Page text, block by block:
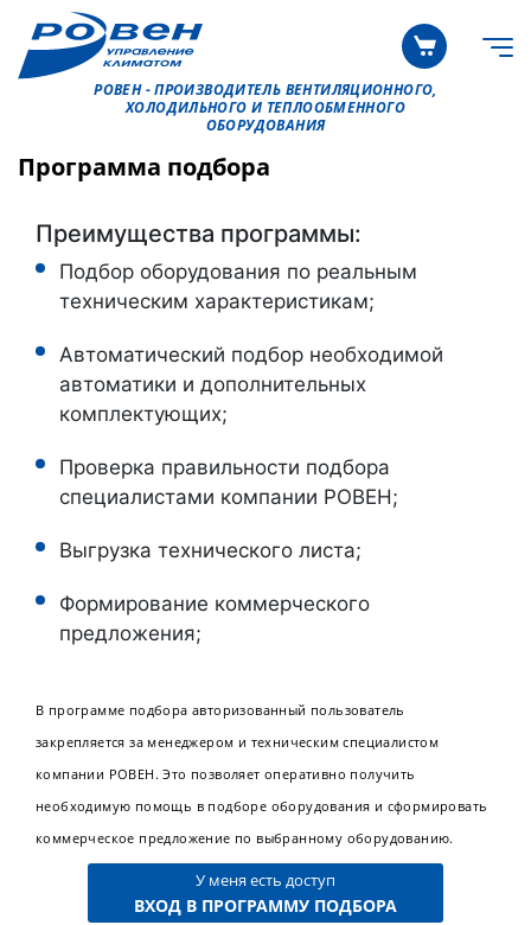
РОВЕН - ПРОИЗВОДИТЕЛЬ ВЕНТИЛЯЦИОННОГО,
ХОЛОДИЛЬНОГО И ТЕПЛООБМЕННОГО
ОБОРУДОВАНИЯ
Программа подбора
Преимущества программы:
Подбор оборудования по реальным
техническим характеристикам;
Автоматический подбор необходимой
автоматики и дополнительных
комплектующих;
Проверка правильности подбора
специалистами компании РОВЕН;
Выгрузка технического листа;
Формирование коммерческого
предложения;
В программе подбора авторизованный пользователь
закрепляется за менеджером и техническим специалистом
компании РОВЕН. Это позволяет оперативно получить
необходимую помощь в подборе оборудования и сформировать
коммерческое предложение по выбранному оборудованию.
У меня есть доступ
ВХОД В ПРОГРАММУ ПОДБОРА